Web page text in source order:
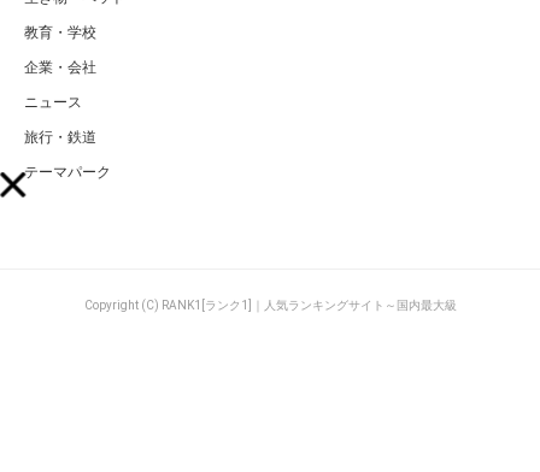
教育・学校
企業・会社
ニュース
旅行・鉄道
テーマパーク
Copyright (C) RANK1[ランク1]｜人気ランキングサイト～国内最大級